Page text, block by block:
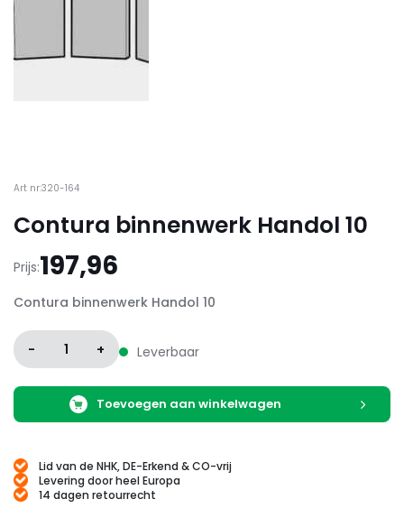
Art nr:320-164
Contura binnenwerk Handol 10
Prijs:197,96
Contura binnenwerk Handol 10
- 1 + Leverbaar
Toevoegen aan winkelwagen
Lid van de NHK, DE-Erkend & CO-vrij
Levering door heel Europa
14 dagen retourrecht